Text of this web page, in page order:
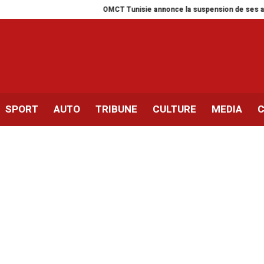
OMCT Tunisie annonce la suspension de ses activités
SPORT AUTO TRIBUNE CULTURE MEDIA